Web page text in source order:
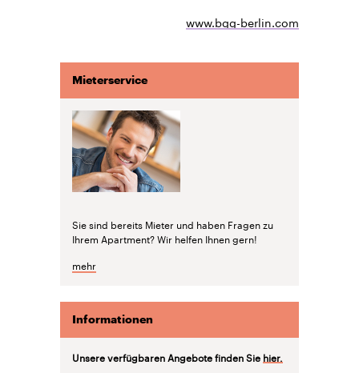
www.bgg-berlin.com
Mieterservice
Sie sind bereits Mieter und haben Fragen zu
Ihrem Apartment? Wir helfen Ihnen gern!
mehr
Informationen
Unsere verfügbaren Angebote finden Sie hier.